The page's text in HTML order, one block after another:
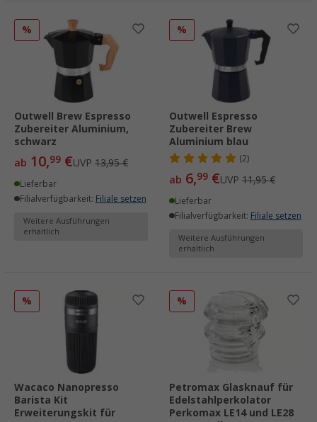
%
Outwell Brew Espresso
Zubereiter Aluminium,
schwarz
ab 10,99 €UVP 13,95 €
Lieferbar
Filialverfügbarkeit: Filiale setzen
Weitere Ausführungen
erhältlich
%
Outwell Espresso
Zubereiter Brew
Aluminium blau
(2)
ab 6,99 €UVP 11,95 €
Lieferbar
Filialverfügbarkeit: Filiale setzen
Weitere Ausführungen
erhältlich
%
Wacaco Nanopresso
Barista Kit
Erweiterungskit für
%
Petromax Glasknauf für
Edelstahlperkolator
Perkomax LE14 und LE28